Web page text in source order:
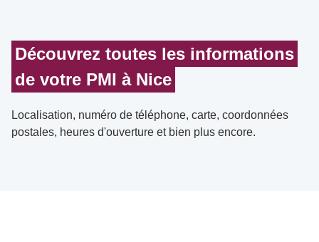
Découvrez toutes les informations
de votre PMI à Nice
Localisation, numéro de téléphone, carte, coordonnées
postales, heures d'ouverture et bien plus encore.